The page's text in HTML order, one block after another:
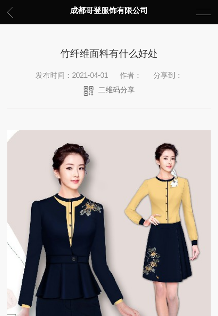
成都哥登服饰有限公司
竹纤维面料有什么好处
发布时间：2021-04-01 作者：
分享到：
二维码分享